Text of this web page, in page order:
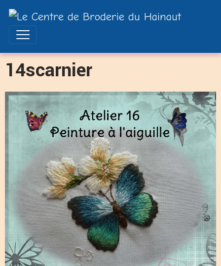
14scarnier